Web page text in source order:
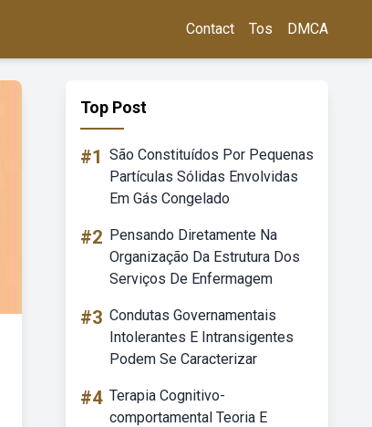
Contact Tos DMCA
Top Post
#1 São Constituídos Por Pequenas
Partículas Sólidas Envolvidas
Em Gás Congelado
#2 Pensando Diretamente Na
Organização Da Estrutura Dos
Serviços De Enfermagem
#3 Condutas Governamentais
Intolerantes E Intransigentes
Podem Se Caracterizar
#4 Terapia Cognitivo-
comportamental Teoria E